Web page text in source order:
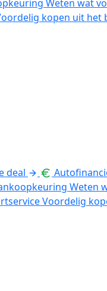
Weten wat
kopen uit het
deal
Weten
Voordelig